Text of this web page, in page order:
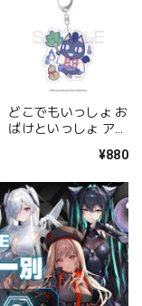
どこでもいっしょ お
ばけといっしょ アク
¥880